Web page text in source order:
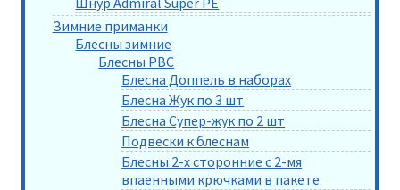
Зимние приманки
Блесны зимние
Блесны РВС
Блесна Доппель в наборах
Блесна Жук по 3 шт
Блесна Супер-жук по 2 шт
Подвески к блеснам
Блесны 2-х сторонние с 2-мя
впаенными крючками в пакете